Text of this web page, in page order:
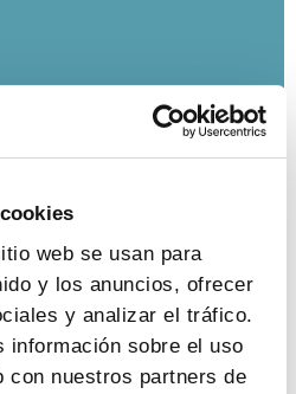
web se usan para
y los anuncios, ofrecer
y analizar el tráfico.
información sobre el uso
con nuestros partners de
la industria
en la industria